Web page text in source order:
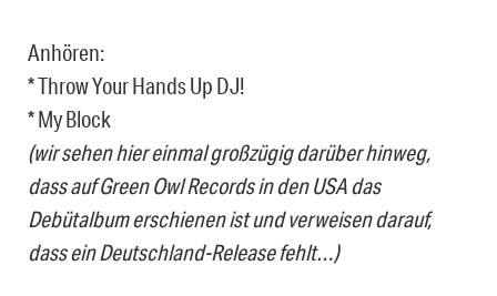
Anhören:
* Throw Your Hands Up DJ!
* My Block
(wir sehen hier einmal großzügig darüber hinweg,
dass auf Green Owl Records in den USA das
Debütalbum erschienen ist und verweisen darauf,
dass ein Deutschland-Release fehlt…)